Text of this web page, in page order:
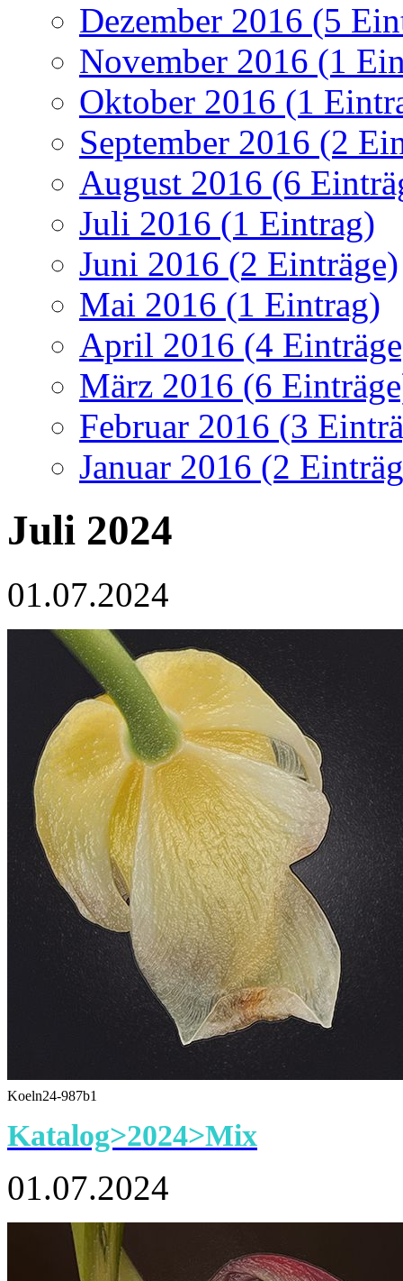
Dezember 2016 (5
November 2016 (1
Oktober 2016 (1
September 2016 (2
August 2016 (6
Juli 2016 (1 Eintrag)
Juni 2016 (2 Einträge)
Mai 2016 (1 Eintrag)
April 2016 (4
März 2016 (6
Februar 2016 (3
Januar 2016 (2
Juli 2024
01.07.2024
Koeln24-987b1
Katalog>2024>Mix
01.07.2024